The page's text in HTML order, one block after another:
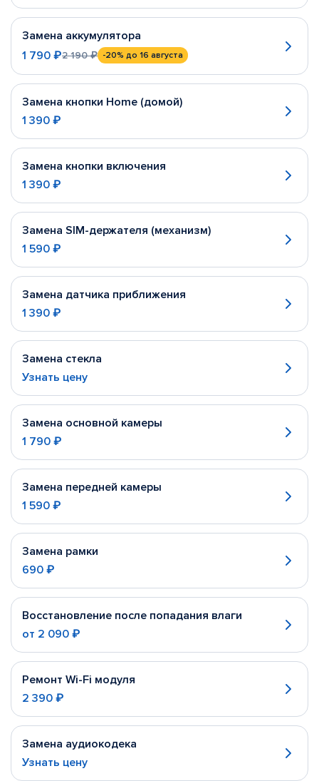
Замена аккумулятора
1 790 ₽2 190 ₽ -20% до 16 августа
Замена кнопки Home (домой)
1 390 ₽
Замена кнопки включения
1 390 ₽
Замена SIM-держателя (механизм)
1 590 ₽
Замена датчика приближения
1 390 ₽
Замена стекла
Узнать цену
Замена основной камеры
1 790 ₽
Замена передней камеры
1 590 ₽
Замена рамки
690 ₽
Восстановление после попадания влаги
от 2 090 ₽
Ремонт Wi-Fi модуля
2 390 ₽
Замена аудиокодека
Узнать цену